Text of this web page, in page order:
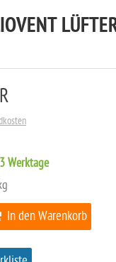
Werktage
In den Warenkorb